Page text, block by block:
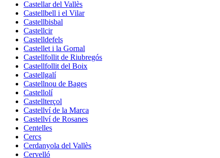
Castellar del Vallès
Castellbell i el Vilar
Castellbisbal
Castellcir
Castelldefels
Castellet i la Gornal
Castellfollit de Riubregós
Castellfollit del Boix
Castellgalí
Castellnou de Bages
Castellolí
Castellterçol
Castellví de la Marca
Castellví de Rosanes
Centelles
Cercs
Cerdanyola del Vallès
Cervelló